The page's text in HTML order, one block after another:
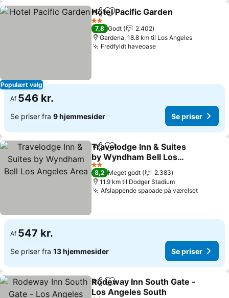
Populært valg
Del Føj til favoritter
Hotel Pacific Garden
2 Stjerner
7,8 Godt
2.402
Gardena, 18.8 km til Los Angeles
Fredfyldt haveoaseSe priser
Af 546 kr.
Se priser fra 9 hjemmesider Se priser
Del Føj til favoritter
Travelodge Inn & Suites
by Wyndham Bell Los
Angeles Area
Se priser
2 Stjerner
8,2 Meget godt
2.383
11.9 km til Dodger Stadium
Afslappende spabade på værelsetSe
Af 547 kr.
Se priser fra 13 hjemmesider Se priser
Del Føj til favoritter
Rodeway Inn South Gate -
Los Angeles South